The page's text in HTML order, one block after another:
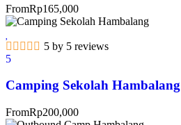
FromRp165,000
5 by 5 reviews
5
Camping Sekolah Hambalang
FromRp200,000